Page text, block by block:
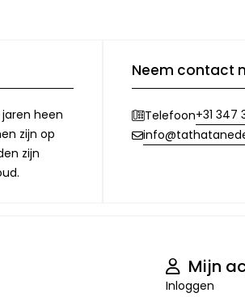
heen
zijn op
zijn
Neem contact
Telefoon+31 347
Mijn
Inloggen